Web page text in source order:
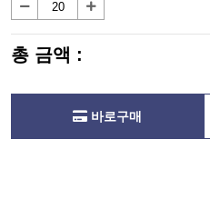
총 금액 :
바로구매